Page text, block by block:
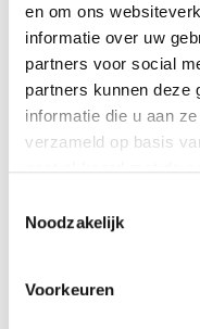
en om ons
informatie over uw
partners voor social
partners kunnen deze
informatie die u aan
verzameld op basis
Noodzakelijk
Voorkeuren
Molen Het Pink in volle glorie,
Commons.
Van zaad tot olie
Het Pink is een typisch
olieslagerij. Met behulp
zaad onder twee
een meelachtige
scheiden. Het warme